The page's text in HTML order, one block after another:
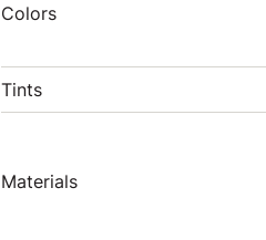
Colors
Tints
Materials